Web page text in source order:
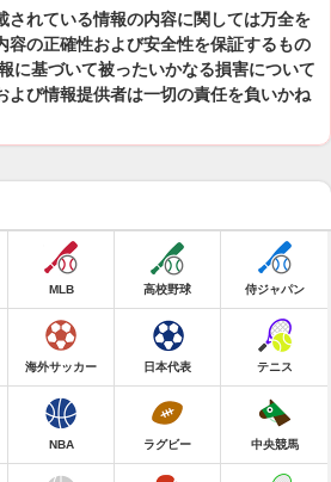
されている情報の内容に関しては万全を
容の正確性および安全性を保証するもの
に基づいて被ったいかなる損害について
よび情報提供者は一切の責任を負いかね
MLB 高校野球 侍ジャパン
海外サッカー 日本代表 テニス
NBA ラグビー 中央競馬